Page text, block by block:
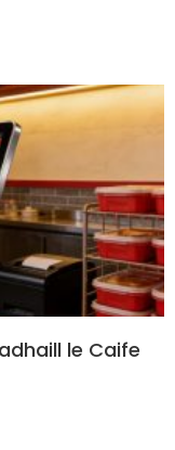
le Caife